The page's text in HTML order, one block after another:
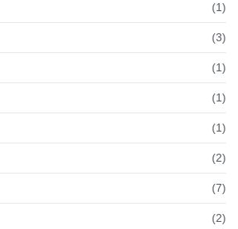
(1)
(3)
(1)
(1)
(1)
(2)
(7)
(2)